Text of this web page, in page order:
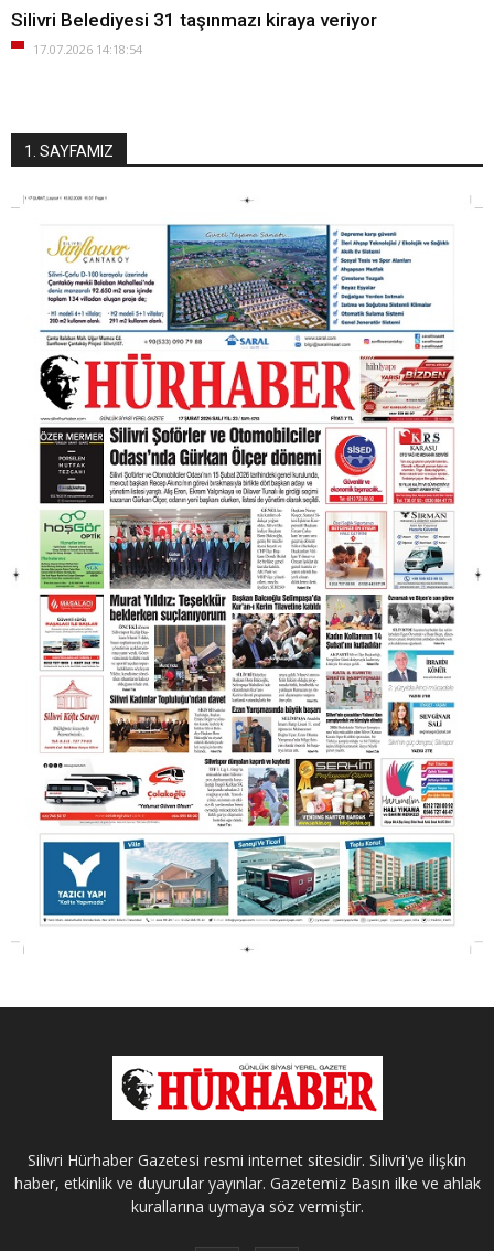
Silivri Belediyesi 31 taşınmazı kiraya veriyor
17.07.2026 14:18:54
1. SAYFAMIZ
Silivri Hürhaber Gazetesi resmi internet sitesidir. Silivri'ye ilişkin
haber, etkinlik ve duyurular yayınlar. Gazetemiz Basın ilke ve ahlak
kurallarına uymaya söz vermiştir.